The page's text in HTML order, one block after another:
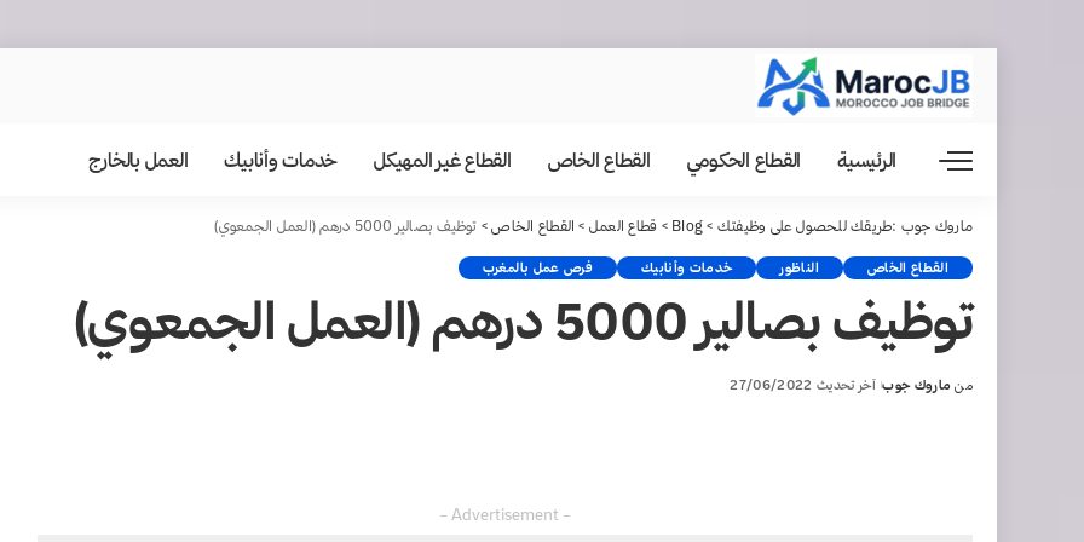
الرئيسية القطاع الحكومي القطاع الخاص القطاع غير المهيكل خدمات وأنابيك العمل بالخارج
ماروك جوب :طريقك للحصول على وظيفتك >
Blog
> قطاع العمل > القطاع الخاص> توظيف بصالير 5000 درهم (العمل الجمعوي)
القطاع الخاص الناظور خدمات وأنابيك فرص عمل بالمغرب
توظيف بصالير 5000 درهم (العمل الجمعوي)
Posted
من ماروك جوب آخر تحديث 27/06/2022
– Advertisement –